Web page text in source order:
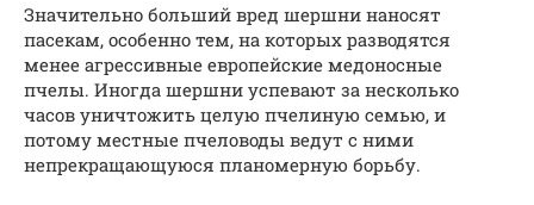
Значительно больший вред шершни наносят
пасекам, особенно тем, на которых разводятся
менее агрессивные европейские медоносные
пчелы. Иногда шершни успевают за несколько
часов уничтожить целую пчелиную семью, и
потому местные пчеловоды ведут с ними
непрекращающуюся планомерную борьбу.